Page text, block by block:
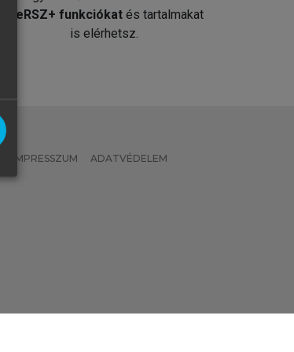
MeRSZ+ funkciókat és tartalmakat
is elérhetsz.
IMPRESSZUM ADATVÉDELEM